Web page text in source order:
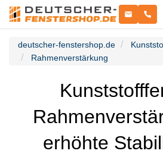
Fenster
Kunststofffenster
Kunststoffbalkontüren
Terrassentüren
Haustüren
Sonnenschutz
deutscher-fenstershop.de
Rahmenverstärkung
erhöhte